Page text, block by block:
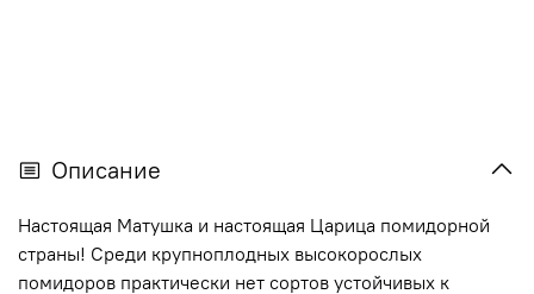
Описание
Настоящая Матушка и настоящая Царица помидорной
страны! Среди крупноплодных высокорослых
помидоров практически нет сортов устойчивых к